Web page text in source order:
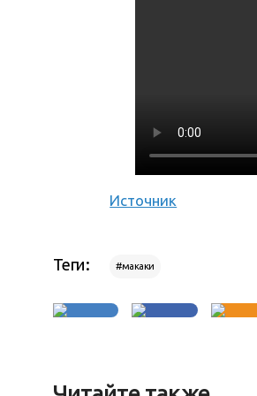
Источник
Теги: #макаки